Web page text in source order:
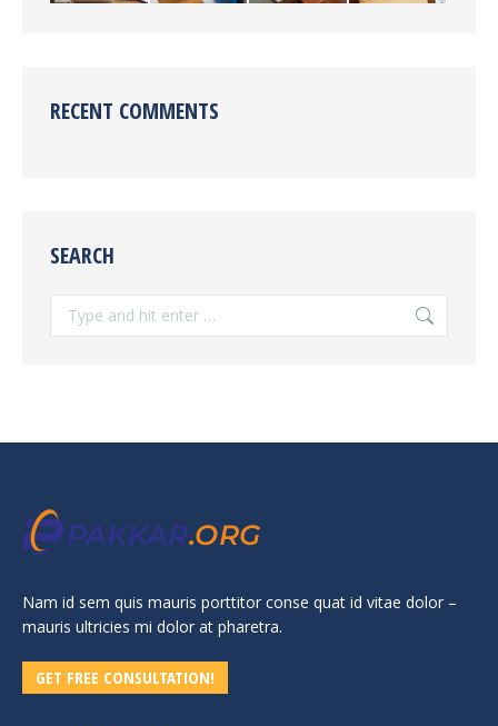
RECENT COMMENTS
SEARCH
Nam id sem quis mauris porttitor conse quat id vitae dolor –
mauris ultricies mi dolor at pharetra.
GET FREE CONSULTATION!